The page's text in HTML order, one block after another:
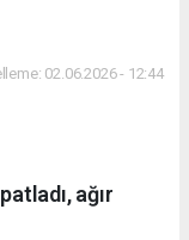
02.06.2026 - 12:44
ağır